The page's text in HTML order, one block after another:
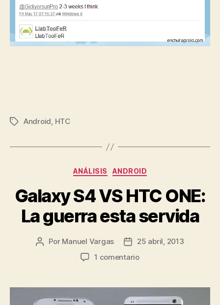
Etiquetas
Android, HTC
Categorías
ANÁLISIS ANDROID
Galaxy S4 VS HTC ONE:
La guerra esta servida
Autor
Por Manuel Vargas
Fecha
de
25 abril, 2013
1 comentarioen
VS
HTC